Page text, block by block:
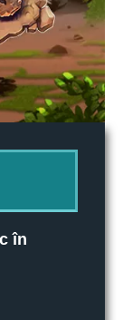
în